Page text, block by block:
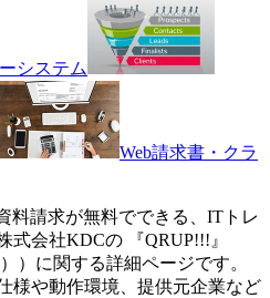
システム
Web請求書・クラ
料請求が無料でできる、ITトレ
式会社KDCの 『QRUP!!! 』
）に関する詳細ページです。
様や動作環境、提供元企業など